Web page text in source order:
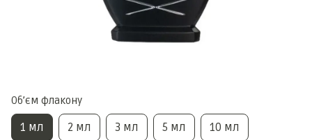
Обʼєм флакону
1 мл 2 мл 3 мл 5 мл 10 мл